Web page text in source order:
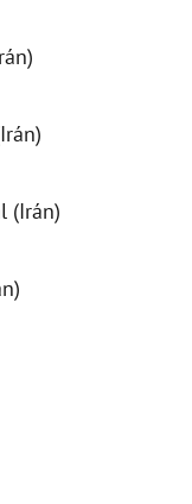
(Irán)